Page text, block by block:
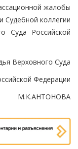
жалобы
Судебной коллегии
Суда Российской
Верховного Суда
Федерации
М.К.АНТОНОВА